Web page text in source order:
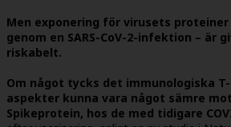
Men exponering för virusets
genom en SARS-CoV-2-infektion – är
riskabelt.
Om något tycks det immunologiska
aspekter kunna vara något sämre
Spikeprotein, hos de med tidigare